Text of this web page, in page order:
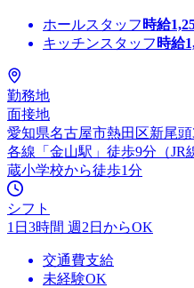
ホールスタッフ 時給
キッチンスタッフ 時給
勤務地
面接地
愛知県名古屋市熱田区新尾頭
各線「金山駅」徒歩9分（JR
蔵小学校から徒歩1分
シフト
1日3時間 週2日からOK
交通費支給
未経験OK